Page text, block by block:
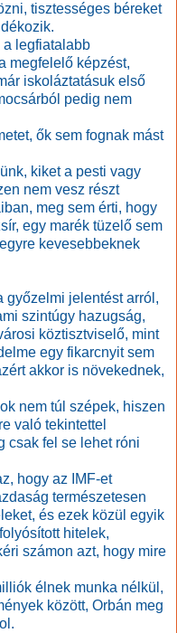
tisztességes béreket
a legfiatalabb
megfelelő képzést,
iskoláztatásuk első
pedig nem
ők sem fognak mást
kiket a pesti vagy
nem vesz részt
meg sem érti, hogy
egy marék tüzelő sem
kevesebbeknek
győzelmi jelentést arról,
szintúgy hazugság,
köztisztviselő, mint
egy fikarcnyit sem
akkor is növekednek,
nem túl szépek, hiszen
való tekintettel
csak fel se lehet róni
hogy az IMF-et
természetesen
és ezek közül egyik
hitelek,
számon azt, hogy mire
élnek munka nélkül,
között, Orbán meg